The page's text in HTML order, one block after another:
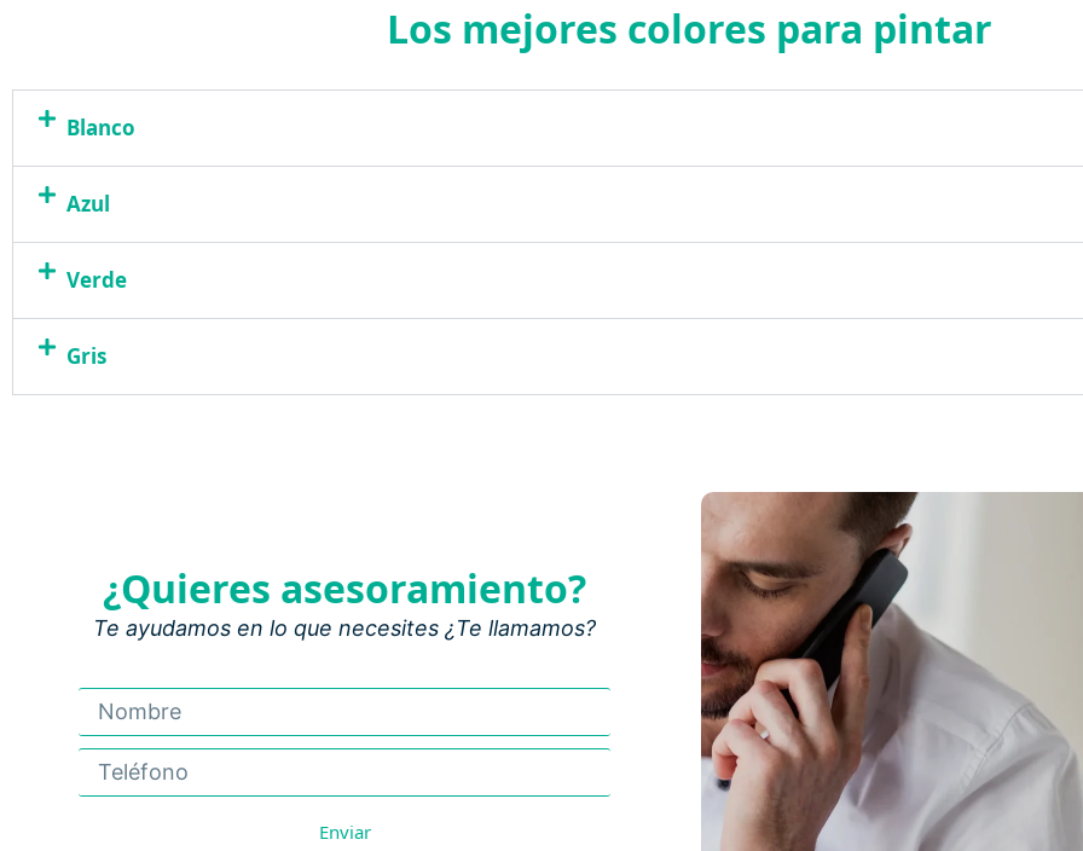
Los mejores colores para pintar
Blanco
Azul
Verde
Gris
¿Quieres asesoramiento?
Te ayudamos en lo que necesites ¿Te llamamos?
Enviar